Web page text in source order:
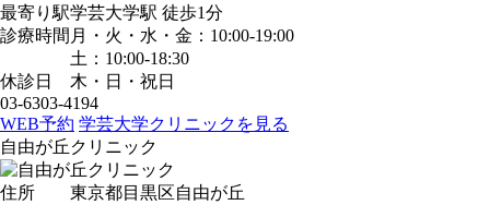
最寄り駅学芸大学駅 徒歩1分
診療時間 月・火・水・金：10:00-19:00
土：10:00-18:30
休診日
木・日・祝日
03-6303-4194
WEB予約 学芸大学クリニックを見る
自由が丘クリニック
住所
東京都目黒区自由が丘